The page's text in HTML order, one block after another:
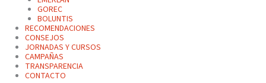
GOREC
BOLUNTIS
RECOMENDACIONES
CONSEJOS
JORNADAS Y CURSOS
CAMPAÑAS
TRANSPARENCIA
CONTACTO